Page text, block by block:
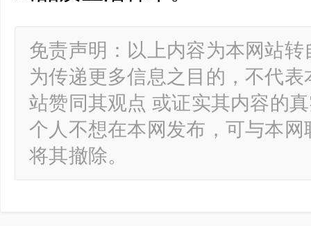
免责声明：以上内容为本网站
为传递更多信息之目的，不代
站赞同其观点 或证实其内容的
个人不想在本网发布，可与本
将其撤除。